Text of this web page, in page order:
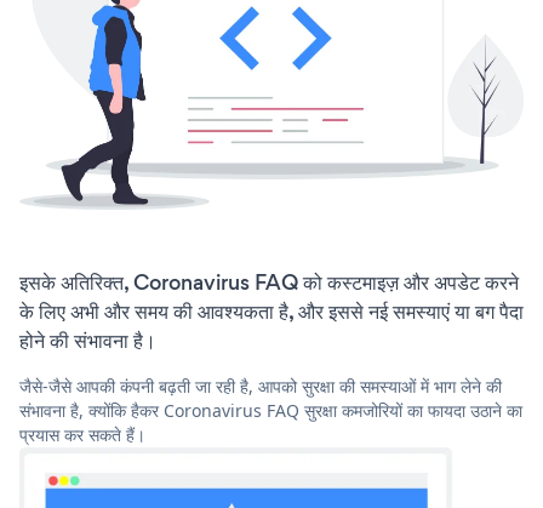
इसके अतिरिक्त, Coronavirus FAQ को कस्टमाइज़ और अपडेट करने
के लिए अभी और समय की आवश्यकता है, और इससे नई समस्याएं या बग पैदा
होने की संभावना है।
जैसे-जैसे आपकी कंपनी बढ़ती जा रही है, आपको सुरक्षा की समस्याओं में भाग लेने की
संभावना है, क्योंकि हैकर Coronavirus FAQ सुरक्षा कमजोरियों का फायदा उठाने का
प्रयास कर सकते हैं।